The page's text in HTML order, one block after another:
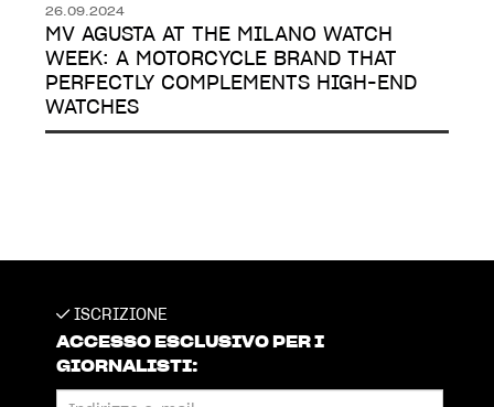
26.09.2024
MV AGUSTA AT THE MILANO WATCH
WEEK: A MOTORCYCLE BRAND THAT
PERFECTLY COMPLEMENTS HIGH-END
WATCHES
ISCRIZIONE
ACCESSO ESCLUSIVO PER I
GIORNALISTI: